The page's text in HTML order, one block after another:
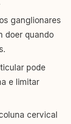
ganglionares
doer quando
pode
e limitar
cervical